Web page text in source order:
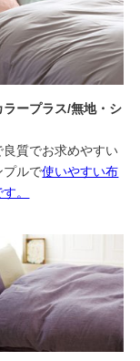
ラープラス/無地・シ
良質でお求めやすい
プルで使いやすい布
。